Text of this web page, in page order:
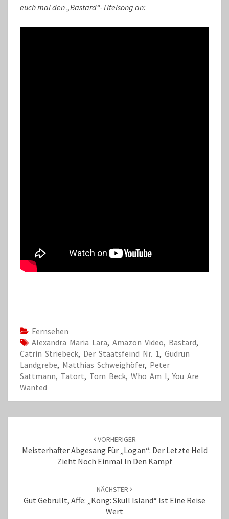
euch mal den „Bastard“-Titelsong an:
Fernsehen
Alexandra Maria Lara, Amazon Video, Bastard,
Catrin Striebeck, Der Staatsfeind Nr. 1, Gudrun
Landgrebe, Matthias Schweighöfer, Peter
Sattmann, Tatort, Tom Beck, Who Am I,You Are
Wanted
VORHERIGER
Meisterhafter Abgesang Für „Logan“: Der Letzte Held
Zieht Noch Einmal In Den Kampf
NÄCHSTER
Gut Gebrüllt, Affe: „Kong: Skull Island“ Ist Eine Reise
Wert